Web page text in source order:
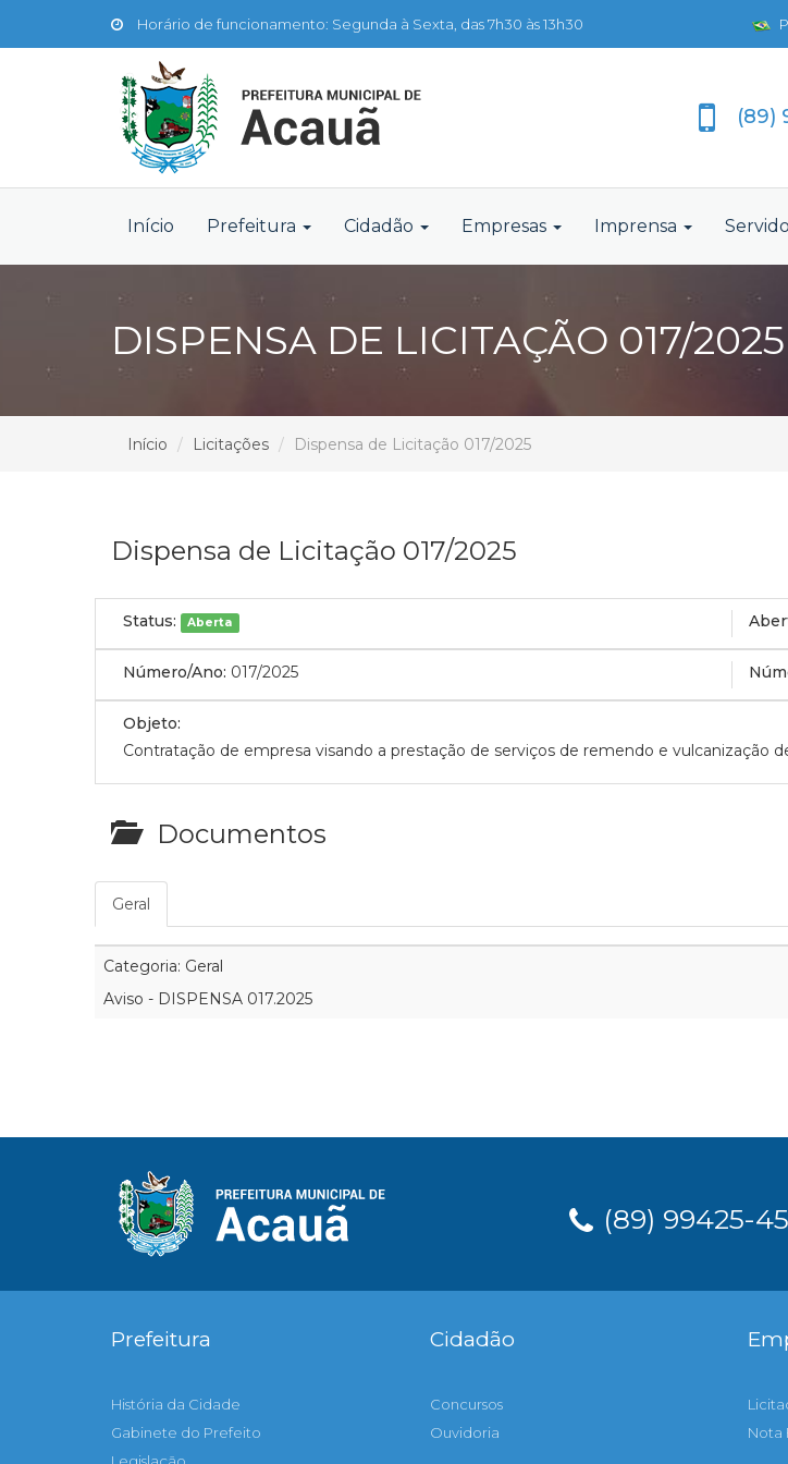
Horário de funcionamento: Segunda à Sexta, das 7h30 às 13h30
(89)
Início Prefeitura Cidadão Empresas Imprensa
DISPENSA DE LICITAÇÃO 017/2025
Início Licitações Dispensa de Licitação 017/2025
Dispensa de Licitação 017/2025
Status: Aberta
Número/Ano: 017/2025
Objeto:
Contratação de empresa visando a prestação de serviços de remendo e vulcanização
Documentos
Geral
Categoria: Geral
Aviso - DISPENSA 017.2025
(89) 99425-
Prefeitura
História da Cidade
Gabinete do Prefeito
Cidadão
Concursos
Ouvidoria
Nota